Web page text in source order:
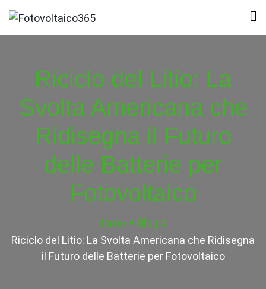
Skip
to
Fotovoltaico365
Impianto a Costo Zero Autofinanziato
Riciclo del Litio: La
Svolta Americana che
Ridisegna il Futuro
delle Batterie per
Fotovoltaico
Home
Blog
Riciclo del Litio: La Svolta Americana che Ridisegna
il Futuro delle Batterie per Fotovoltaico